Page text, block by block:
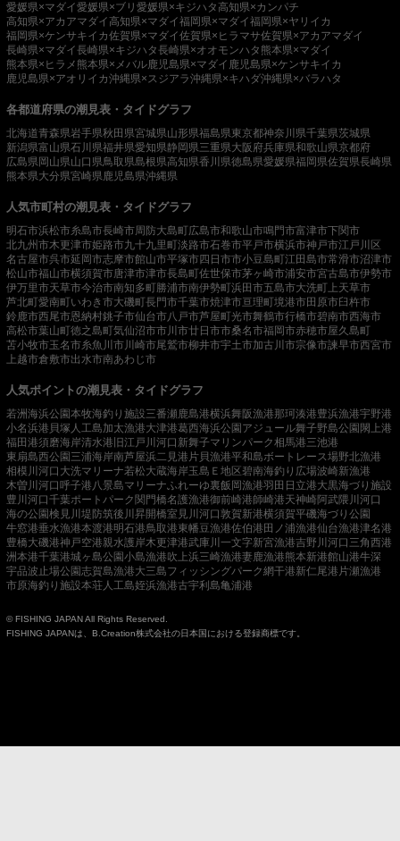
愛媛県×マダイ愛媛県×ブリ 愛媛県×キジハタ高知県×カンパチ
高知県×アカアマダイ高知県×マダイ福岡県×マダイ福岡県×ヤリイカ
福岡県×ケンサキイカ佐賀県×マダイ佐賀県×ヒラマサ佐賀県×アカアマダイ
長崎県×マダイ長崎県×キジハタ長崎県×オオモンハタ 熊本県×マダイ
熊本県×ヒラメ 熊本県×メバル鹿児島県×マダイ 鹿児島県×ケンサキイカ
鹿児島県×アオリイカ沖縄県×スジアラ沖縄県×キハダ沖縄県×バラハタ
各都道府県の潮見表・タイドグラフ
北海道青森県岩手県秋田県宮城県山形県福島県東京都神奈川県千葉県茨城県
新潟県富山県石川県福井県愛知県静岡県三重県大阪府兵庫県和歌山県京都府
広島県岡山県山口県鳥取県島根県高知県香川県徳島県愛媛県福岡県佐賀県長崎県
熊本県大分県宮崎県鹿児島県沖縄県
人気市町村の潮見表・タイドグラフ
明石市浜松市糸島市長崎市周防大島町広島市和歌山市鳴門市富津市下関市
北九州市木更津市姫路市九十九里町淡路市石巻市平戸市横浜市神戸市江戸川区
名古屋市呉市延岡市志摩市館山市平塚市四日市市小豆島町江田島市常滑市沼津市
松山市福山市横須賀市唐津市津市長島町佐世保市茅ヶ崎市浦安市宮古島市伊勢市
伊万里市天草市今治市南知多町勝浦市南伊勢町浜田市五島市大洗町 上天草市
芦北町愛南町いわき市大磯町長門市千葉市焼津市亘理町境港市田原市臼杵市
鈴鹿市西尾市恩納村銚子市仙台市八戸市芦屋町光市舞鶴市行橋市碧南市西海市
高松市葉山町徳之島町気仙沼市市川市廿日市市桑名市福岡市赤穂市屋久島町
苫小牧市玉名市糸魚川市川崎市尾鷲市柳井市宇土市加古川市宗像市諫早市西宮市
上越市倉敷市出水市南あわじ市
人気ポイントの潮見表・タイドグラフ
若洲海浜公園本牧海釣り施設三番瀬鹿島港横浜舞阪漁港那珂湊港豊浜漁港宇野港
小名浜港 貝塚人工島加太漁港大津港葛西海浜公園アジュール舞子野島公園閖上港
福田港須磨海岸清水港 旧江戸川河口 新舞子マリンパーク相馬港三池港
東扇島西公園三浦海岸南芦屋浜二見港 片貝漁港平和島ボートレース場野北漁港
相模川河口 大洗マリーナ若松大蔵海岸玉島Ｅ地区碧南海釣り広場波崎新漁港
木曽川河口呼子港八景島マリーナふれーゆ裏飯岡漁港羽田 日立港大黒海づり施設
豊川河口千葉ポートパーク関門橋名護漁港御前崎港師崎港天神崎阿武隈川河口
海の公園検見川堤防筑後川昇開橋室見川河口敦賀新港横須賀平磯海づり公園
牛窓港垂水漁港本渡港明石港鳥取港東幡豆漁港佐伯港田ノ浦漁港仙台漁港津名港
豊橋大磯港神戸空港親水護岸木更津港武庫川一文字新宮漁港吉野川河口 三角西港
洲本港千葉港城ヶ島公園小島漁港吹上浜三崎漁港妻鹿漁港熊本新港館山港牛深
宇品波止場公園志賀島漁港大三島フィッシングパーク網干港新仁尾港 片瀬漁港
市原海釣り施設本荘人工島姪浜漁港古宇利島亀浦港
© FISHING JAPAN All Rights Reserved.
FISHING JAPANは、B.Creation株式会社の日本国における登録商標です。